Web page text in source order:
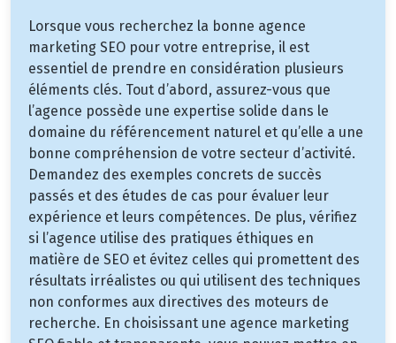
Lorsque vous recherchez la bonne agence
marketing SEO pour votre entreprise, il est
essentiel de prendre en considération plusieurs
éléments clés. Tout d’abord, assurez-vous que
l’agence possède une expertise solide dans le
domaine du référencement naturel et qu’elle a une
bonne compréhension de votre secteur d’activité.
Demandez des exemples concrets de succès
passés et des études de cas pour évaluer leur
expérience et leurs compétences. De plus, vérifiez
si l’agence utilise des pratiques éthiques en
matière de SEO et évitez celles qui promettent des
résultats irréalistes ou qui utilisent des techniques
non conformes aux directives des moteurs de
recherche. En choisissant une agence marketing